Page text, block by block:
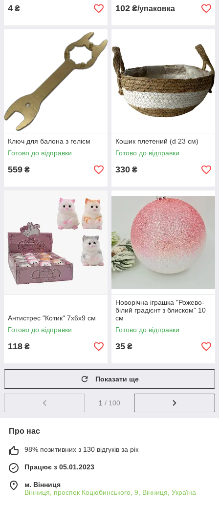
4 ₴ 102 ₴/упаковка
Ключ для балона з гелієм
Готово до відправки
559 ₴
Кошик плетений (d 23 см)
Готово до відправки
330 ₴
Антистрес "Котик" 7х6х9 см
Готово до відправки
118 ₴
Новорічна іграшка "Рожево-
білий градієнт з блиском" 10
см
Готово до відправки
35 ₴
Показати ще
1 / 100
Про нас
98% позитивних з 130 відгуків за рік
Працює з 05.01.2023
м. Вінниця
Вінниця, проспек Коцюбинського, 9, Вінниця, Україна